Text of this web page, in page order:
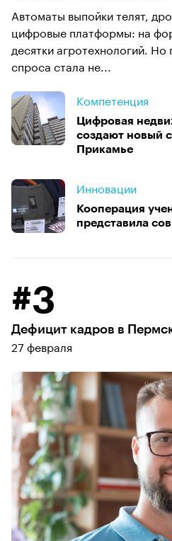
Автоматы выпойки телят,
цифровые платформы: на
десятки агротехнологий.
спроса стала не...
Компетенция
Цифровая
создают новый
Прикамье
Инновации
Кооперация
представила
#3
Дефицит кадров в
27 февраля